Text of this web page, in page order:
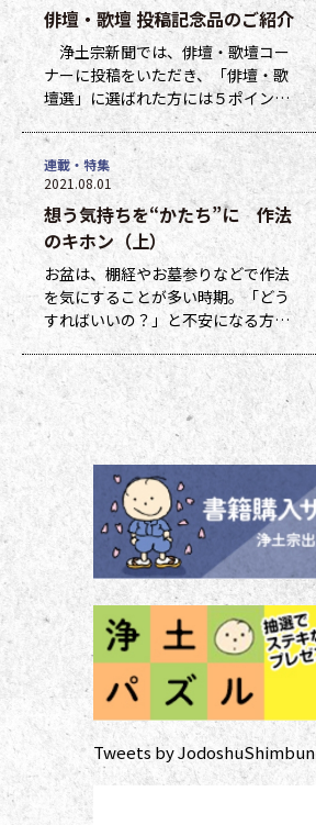
俳壇・歌壇 投稿記念品のご紹介
浄土宗新聞では、俳壇・歌壇コー
ナーに投稿をいただき、「俳壇・歌
壇選」に選ばれた方には５ポイン
ト、他掲載になった方には１ポイン
トを贈呈しています。ポイントは貯
まった数に応じて、浄土宗新聞オリ
ジナルグッズなどの景品と交換でき
ます（交換・発送は下記一覧表通知
のタイミングになります）。 ポイ
ント保有者の方には、半年に一度、
ポイント数とともに記念品一覧表を
送付いたし
想う気持ちを“かたち”に 作法
のキホン（上）
お盆は、棚経やお墓参りなどで作法
を気にすることが多い時期。「どう
すればいいの？」と不安になる方も
多いのではないでしょうか。作法ば
かり気にしていては、ご先祖さまや
ご本尊さまとしっかりと向き合えま
せん。今号から２回にわたって紹介
する浄土宗の作法の基本をおさえ、
大切な方と向き合い、よりよい時間
を過ごしましょう。 袈裟のつけ方
お参りや法要の時に、ぜひ身に着け
ていた
連載・特集
2021.08.01
Tweets by JodoshuShimbun